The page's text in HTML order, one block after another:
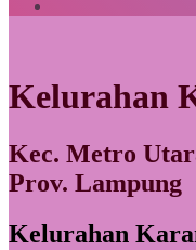
Kelurahan
Kec. Metro
Prov. Lampung
Kelurahan